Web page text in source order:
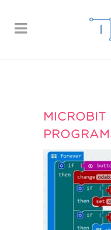
MICROBIT